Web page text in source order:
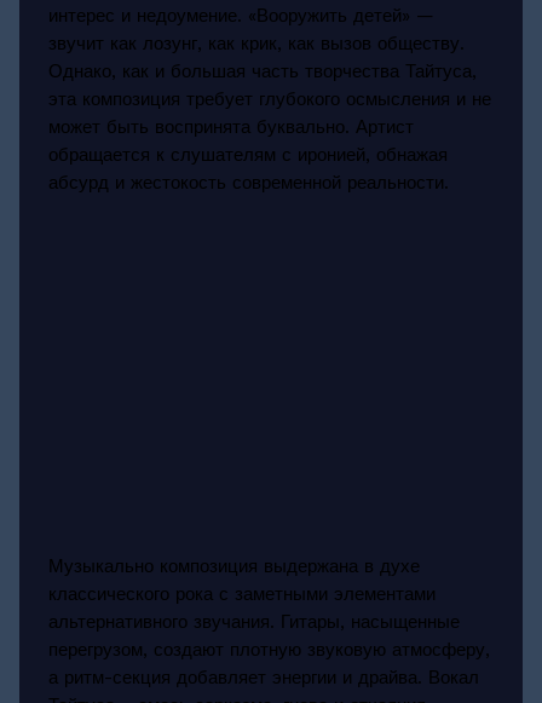
интерес и недоумение. «Вооружить детей» —
звучит как лозунг, как крик, как вызов обществу.
Однако, как и большая часть творчества Тайтуса,
эта композиция требует глубокого осмысления и не
может быть воспринята буквально. Артист
обращается к слушателям с иронией, обнажая
абсурд и жестокость современной реальности.
Музыкально композиция выдержана в духе
классического рока с заметными элементами
альтернативного звучания. Гитары, насыщенные
перегрузом, создают плотную звуковую атмосферу,
а ритм-секция добавляет энергии и драйва. Вокал